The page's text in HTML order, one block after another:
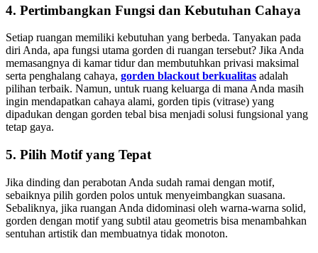
4. Pertimbangkan Fungsi dan Kebutuhan Cahaya
Setiap ruangan memiliki kebutuhan yang berbeda. Tanyakan pada
diri Anda, apa fungsi utama gorden di ruangan tersebut? Jika Anda
memasangnya di kamar tidur dan membutuhkan privasi maksimal
serta penghalang cahaya, gorden blackout berkualitas adalah
pilihan terbaik. Namun, untuk ruang keluarga di mana Anda masih
ingin mendapatkan cahaya alami, gorden tipis (vitrase) yang
dipadukan dengan gorden tebal bisa menjadi solusi fungsional yang
tetap gaya.
5. Pilih Motif yang Tepat
Jika dinding dan perabotan Anda sudah ramai dengan motif,
sebaiknya pilih gorden polos untuk menyeimbangkan suasana.
Sebaliknya, jika ruangan Anda didominasi oleh warna-warna solid,
gorden dengan motif yang subtil atau geometris bisa menambahkan
sentuhan artistik dan membuatnya tidak monoton.